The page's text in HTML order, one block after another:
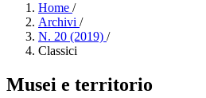
Home /
Archivi /
N. 20 (2019) /
Classici
Musei e territorio